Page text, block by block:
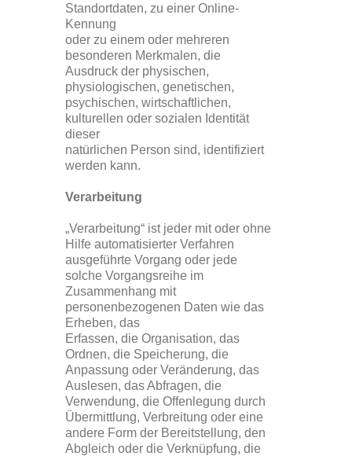
Standortdaten, zu einer Online-
Kennung
oder zu einem oder mehreren
besonderen Merkmalen, die
Ausdruck der physischen,
physiologischen, genetischen,
psychischen, wirtschaftlichen,
kulturellen oder sozialen Identität
dieser
natürlichen Person sind, identifiziert
werden kann.
Verarbeitung
„Verarbeitung“ ist jeder mit oder ohne
Hilfe automatisierter Verfahren
ausgeführte Vorgang oder jede
solche Vorgangsreihe im
Zusammenhang mit
personenbezogenen Daten wie das
Erheben, das
Erfassen, die Organisation, das
Ordnen, die Speicherung, die
Anpassung oder Veränderung, das
Auslesen, das Abfragen, die
Verwendung, die Offenlegung durch
Übermittlung, Verbreitung oder eine
andere Form der Bereitstellung, den
Abgleich oder die Verknüpfung, die